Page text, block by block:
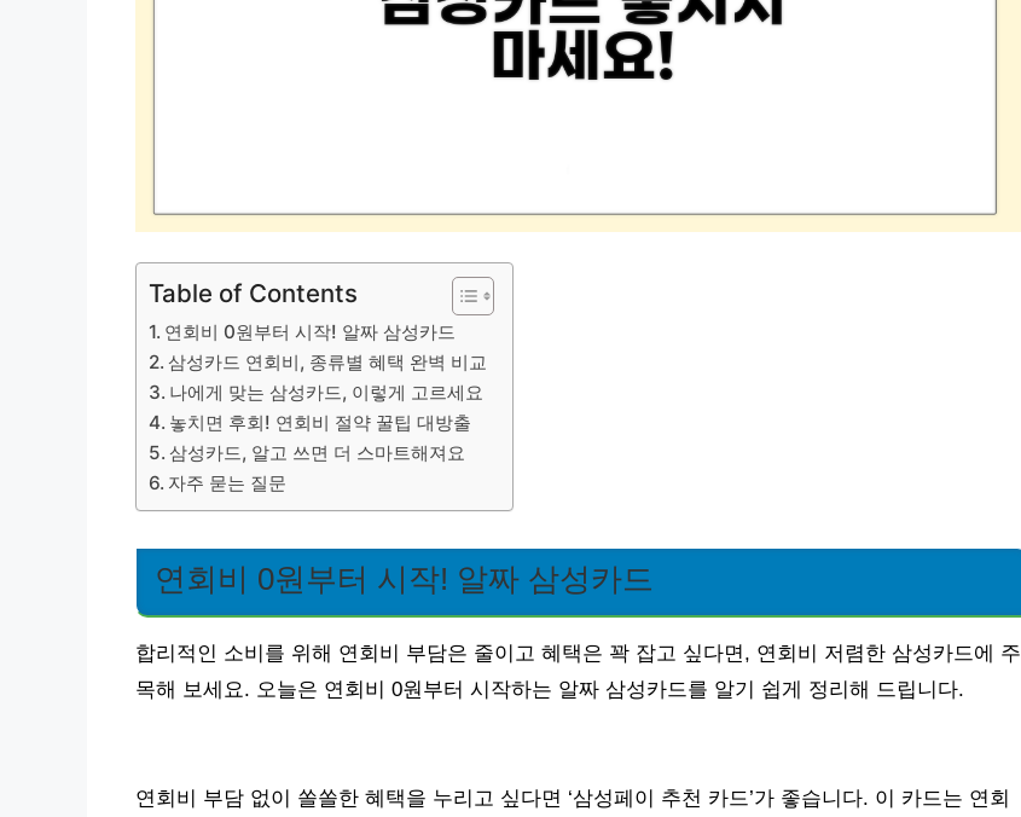
Table of Contents
연회비 0원부터 시작! 알짜 삼성카드
삼성카드 연회비, 종류별 혜택 완벽 비교
나에게 맞는 삼성카드, 이렇게 고르세요
놓치면 후회! 연회비 절약 꿀팁 대방출
삼성카드, 알고 쓰면 더 스마트해져요
자주 묻는 질문
연회비 0원부터 시작! 알짜 삼성카드
합리적인 소비를 위해 연회비 부담은 줄이고 혜택은 꽉 잡고 싶다면, 연회비 저렴한 삼성카드에 주
목해 보세요. 오늘은 연회비 0원부터 시작하는 알짜 삼성카드를 알기 쉽게 정리해 드립니다.
연회비 부담 없이 쏠쏠한 혜택을 누리고 싶다면 ‘삼성페이 추천 카드’가 좋습니다. 이 카드는 연회